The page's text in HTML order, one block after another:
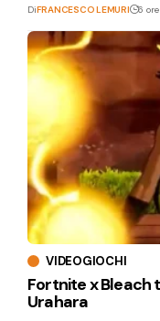
DiFRANCESCO LEMURI 6
VIDEOGIOCHI
Fortnite x Bleach
Urahara